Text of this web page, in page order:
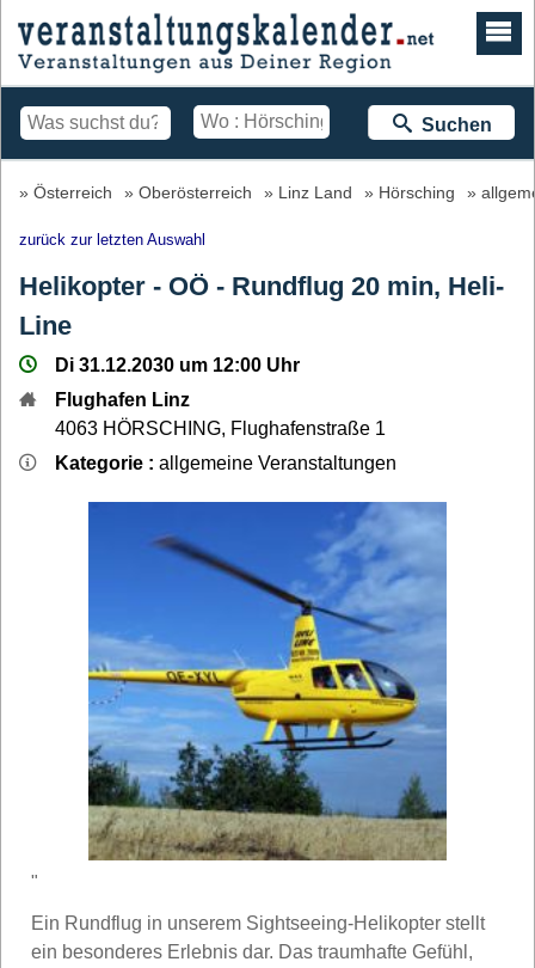
Suchen
Österreich Oberösterreich Linz Land Hörsching
zurück zur letzten Auswahl
Helikopter - OÖ - Rundflug 20 min, Heli-
Line
Di 31.12.2030 um 12:00 Uhr
Flughafen Linz
4063 HÖRSCHING, Flughafenstraße 1
Kategorie : allgemeine Veranstaltungen
"
Ein Rundflug in unserem Sightseeing-Helikopter stellt
ein besonderes Erlebnis dar. Das traumhafte Gefühl,